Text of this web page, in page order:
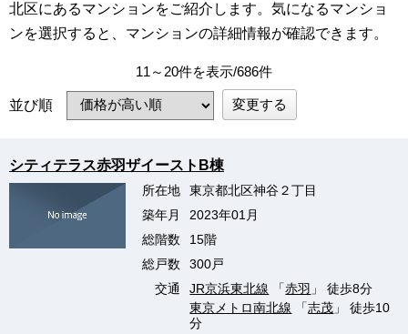
北区にあるマンションをご紹介します。気になるマンショ
ンを選択すると、マンションの詳細情報が確認できます。
11～20件を表示/686件
並び順 変更する
シティテラス赤羽ザイーストB棟
所在地
東京都北区神谷２丁目
築年月
2023年01月
総階数
15階
総戸数
300戸
交通
JR京浜東北線 「赤羽 」 徒歩8分
東京メトロ南北線 「志茂 」 徒歩10
分